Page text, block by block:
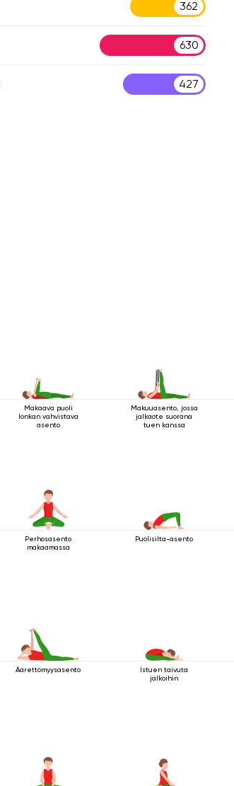
362
630
427
Makaava puoli
lonkan vahvistava
asento
Makuuasento, jossa
jalkaote suorana
tuen kanssa
Perhosasento
makaamassa
Puolisilta-asento
Äärettömyysasento
Istuen taivuta
jalkoihin